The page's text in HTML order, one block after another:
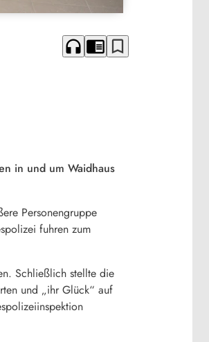
headphones chrome_reader_mode bookmark_border
in und um Waidhaus
Personengruppe
fuhren zum
Schließlich stellte die
und „ihr Glück“ auf